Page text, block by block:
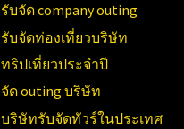
รับจัด company outing
รับจัดท่องเที่ยวบริษัท
ทริปเที่ยวประจำปี
จัด outing บริษัท
บริษัทรับจัดทัวร์ในประเทศ